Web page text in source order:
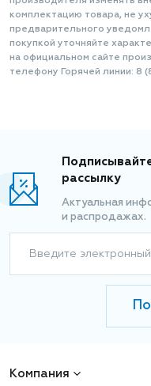
комплектацию товара, не
предварительного
покупкой уточняйте
на официальном сайте
телефону Горячей линии:
рассылку
Актуальная
и распродажах.
Введите
Компания